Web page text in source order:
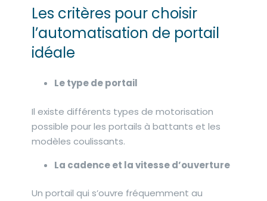
Les critères pour choisir
l’automatisation de portail
idéale
Le type de portail
Il existe différents types de motorisation
possible pour les portails à battants et les
modèles coulissants.
La cadence et la vitesse d’ouverture
Un portail qui s’ouvre fréquemment au